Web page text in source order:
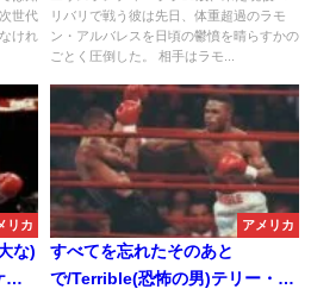
世代
けれ
リバリで戦う彼は先日、体重超過のラモ
ン・アルバレスを日頃の鬱憤を晴らすかの
ごとく圧倒した。 相手はラモ...
リカ
な)
ビ
アメリカ
すべてを忘れたそのあと
で/Terrible(恐怖の男)テリー・ノ